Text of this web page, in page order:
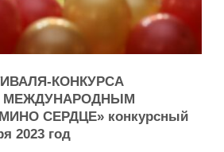
КОНКУРСА
МЕЖДУНАРОДНЫМ
СЕРДЦЕ» конкурсный
2023 год